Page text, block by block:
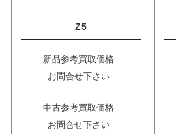
Z5
新品参考買取価格
お問合せ下さい
中古参考買取価格
お問合せ下さい